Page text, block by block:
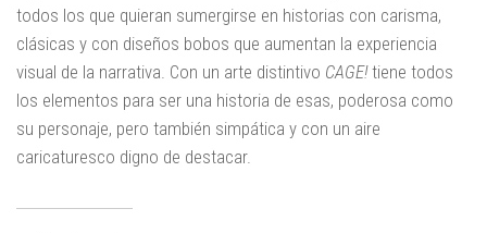
todos los que quieran sumergirse en historias con carisma,
clásicas y con diseños bobos que aumentan la experiencia
visual de la narrativa. Con un arte distintivo CAGE!tiene todos
los elementos para ser una historia de esas, poderosa como
su personaje, pero también simpática y con un aire
caricaturesco digno de destacar.